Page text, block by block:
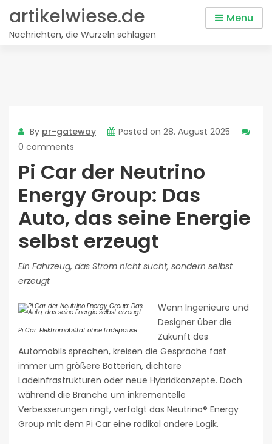
content
artikelwiese.de
Nachrichten, die Wurzeln schlagen
Menu
By pr-gateway Posted on 28. August 2025
0 comments
Pi Car der Neutrino
Energy Group: Das
Auto, das seine Energie
selbst erzeugt
Ein Fahrzeug, das Strom nicht sucht, sondern selbst
erzeugt
Pi Car: Elektromobilität ohne Ladepause
Wenn Ingenieure und
Designer über die
Zukunft des
Automobils sprechen, kreisen die Gespräche fast
immer um größere Batterien, dichtere
Ladeinfrastrukturen oder neue Hybridkonzepte. Doch
während die Branche um inkrementelle
Verbesserungen ringt, verfolgt das Neutrino® Energy
Group mit dem Pi Car eine radikal andere Logik.